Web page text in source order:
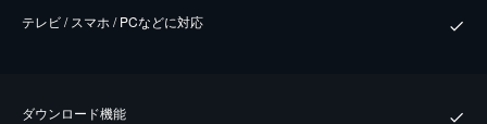
テレビ / スマホ / PCなどに対応
ダウンロード機能